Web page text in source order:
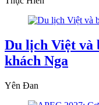
Du lịch Việt và
khách Nga
Yên Đan